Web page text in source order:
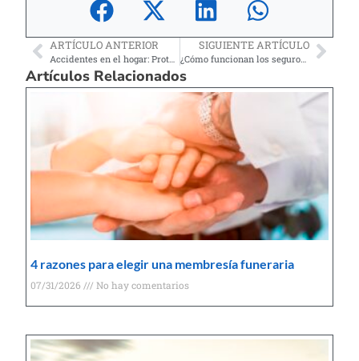
ARTÍCULO ANTERIOR SIGUIENTE ARTÍCULO
¿Cómo funcionan los seguros médicos en Estados Unidos?
Artículos Relacionados
4 razones para elegir una membresía funeraria
07/31/2026 No hay comentarios